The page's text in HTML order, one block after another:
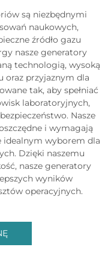
są niezbędnymi
naukowych,
źródło gazu
nasze generatory
technologią, wysoką
oraz przyjaznym dla
tak, aby spełniać
laboratoryjnych,
Nasze
i wymagają
idealnym wyborem dla
Dzięki naszemu
nasze generatory
wyników
operacyjnych.